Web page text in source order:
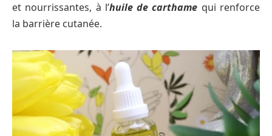
et nourrissantes, à l’huile de carthame qui renforce
la barrière cutanée.